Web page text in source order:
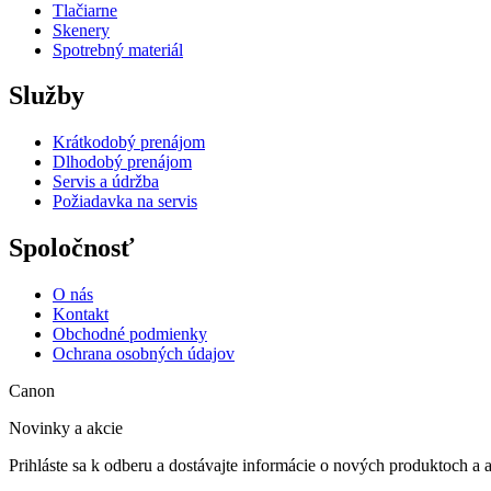
Tlačiarne
Skenery
Spotrebný materiál
Služby
Krátkodobý prenájom
Dlhodobý prenájom
Servis a údržba
Požiadavka na servis
Spoločnosť
O nás
Kontakt
Obchodné podmienky
Ochrana osobných údajov
Canon
Novinky a akcie
Prihláste sa k odberu a dostávajte informácie o nových produktoch a